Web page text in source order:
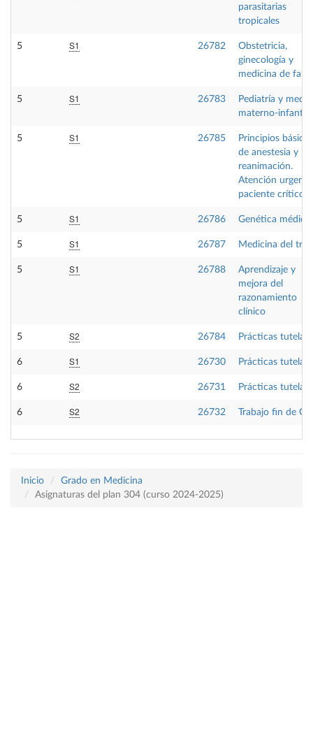
parasitarias
tropicales
5 S1 26782
Obstetricia,
ginecología y
medicina de
5 S1 26783
Pediatría y
materno-infantil
5 S1 26785
Principios básicos
de anestesia y
reanimación.
Atención
paciente crítico
5 S1 26786 Genética médica
5 S1 26787 Medicina del
5 S1 26788
Aprendizaje y
mejora del
razonamiento
clínico
5 S2 26784 Prácticas
6 S1 26730 Prácticas
6 S2 26731 Prácticas
6 S2 26732 Trabajo fin de
Inicio
Grado en Medicina
Asignaturas del plan 304 (curso 2024-2025)